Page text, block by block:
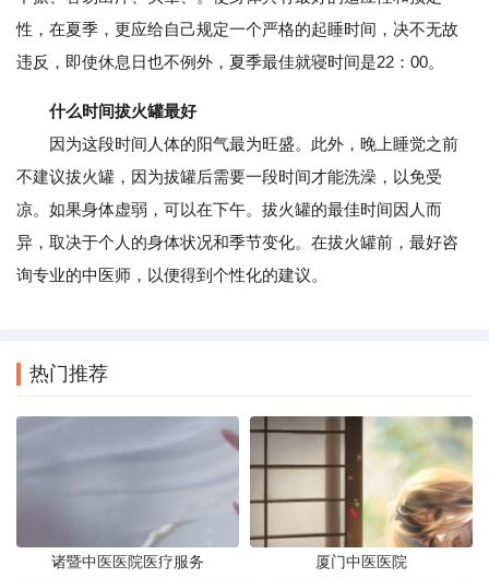
性，在夏季，更应给自己规定一个严格的起睡时间，决不无故
违反，即使休息日也不例外，夏季最佳就寝时间是22：00。
什么时间拔火罐最好
因为这段时间人体的阳气最为旺盛。此外，晚上睡觉之前
不建议拔火罐，因为拔罐后需要一段时间才能洗澡，以免受
凉。如果身体虚弱，可以在下午。拔火罐的最佳时间因人而
异，取决于个人的身体状况和季节变化。在拔火罐前，最好咨
询专业的中医师，以便得到个性化的建议。
热门推荐
诸暨中医医院医疗服务 厦门中医医院